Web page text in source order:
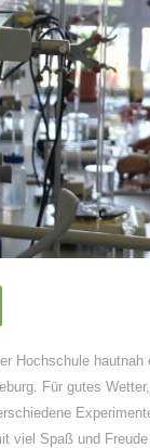
Hochschule
Für gutes
viel Spaß und